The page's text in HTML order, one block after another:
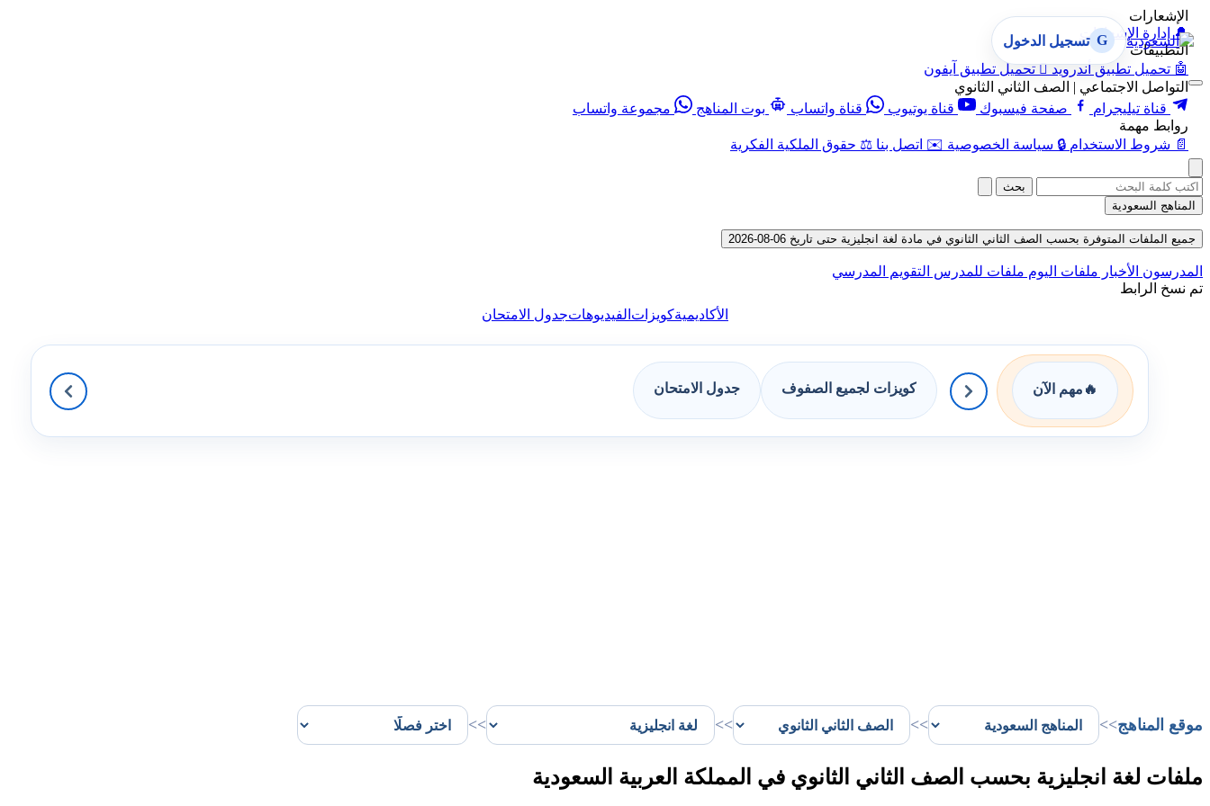
الإشعارات
🔔 إدارة الإشعارات
التطبيقات
🤖 تحميل تطبيق أندرويد  تحميل تطبيق آيفون
التواصل الاجتماعي | الصف الثاني الثانوي
قناة تيليجرام
صفحة فيسبوك قناة يوتيوب قناة واتساب بوت المناهج
مجموعة واتساب
روابط مهمة
📄 شروط الاستخدام 🔒 سياسة الخصوصية ✉️ اتصل بنا ⚖️ حقوق الملكية الفكرية
G تسجيل الدخول
بحث
المناهج السعودية
جميع الملفات المتوفرة بحسب الصف الثاني الثانوي في مادة لغة انجليزية حتى تاريخ 06-08-2026
المدرسون الأخبار ملفات اليوم ملفات للمدرس التقويم المدرسي
تم نسخ الرابط
الأكاديميةكويزات الفيديوهاتجدول الامتحان
🔥 مهم الآن كويزات لجميع الصفوف جدول الامتحان
موقع المناهج>>
>>
>>
>>
ملفات لغة انجليزية بحسب الصف الثاني الثانوي في المملكة العربية السعودية